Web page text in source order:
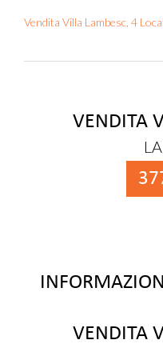
Vendita Villa Lambesc, 4
VENDITA
VENDITA